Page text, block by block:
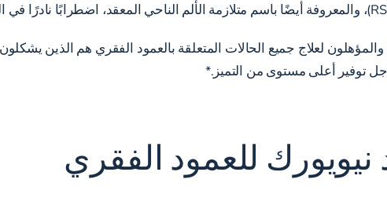
والمؤهلون لعلاج جميع الحالات المتعلقة بالعمود الفقري هم الذين
أعلى مستوى من التميز.*
نيويورك للعمود الفقري